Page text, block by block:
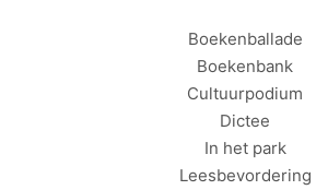
Boekenballade
Boekenbank
Cultuurpodium
Dictee
In het park
Leesbevordering